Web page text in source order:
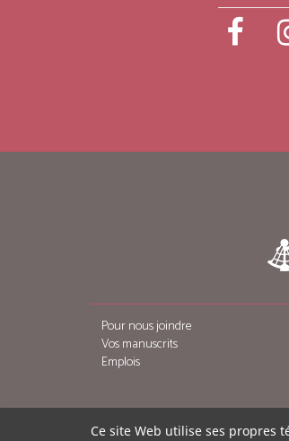
Pour nous joindre
Vos manuscrits
Emplois
Ce site Web utilise ses propres